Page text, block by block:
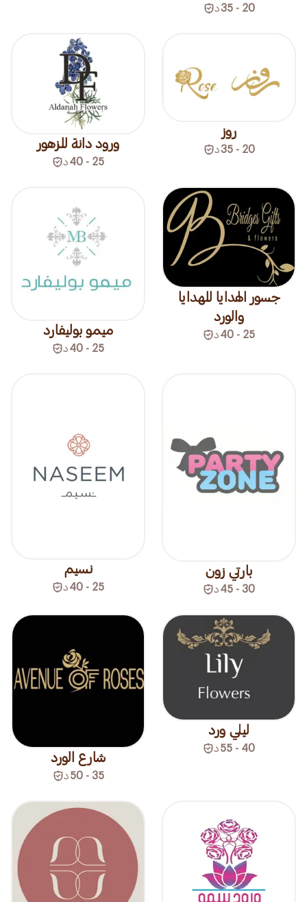
20 - 35 د
روز
20 - 35 د ورود دانة للزهور
25 - 40 د
جسور الهدايا للهدايا
والورد
25 - 40 د ميمو بوليفارد
25 - 40 د
بارتي زون
30 - 45 د
نسيم
25 - 40 د
ليلي ورد
40 - 55 د
شارع الورد
35 - 50 د